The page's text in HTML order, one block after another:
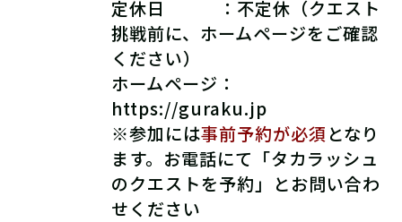
定休日 ：不定休（クエスト
挑戦前に、ホームページをご確認
ください）
ホームページ：
https://guraku.jp
※参加には事前予約が必須 となり
ます。お電話にて「タカラッシュ
のクエストを予約」とお問い合わ
せください